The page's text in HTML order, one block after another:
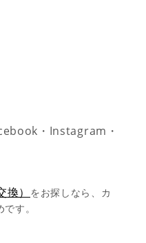
・Instagram・
）
をお探しなら、カ
す。